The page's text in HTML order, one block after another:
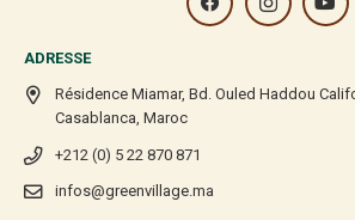
ADRESSE
Résidence Miamar, Bd. Ouled Haddou
Casablanca, Maroc
+212 (0) 5 22 870 871
infos@greenvillage.ma